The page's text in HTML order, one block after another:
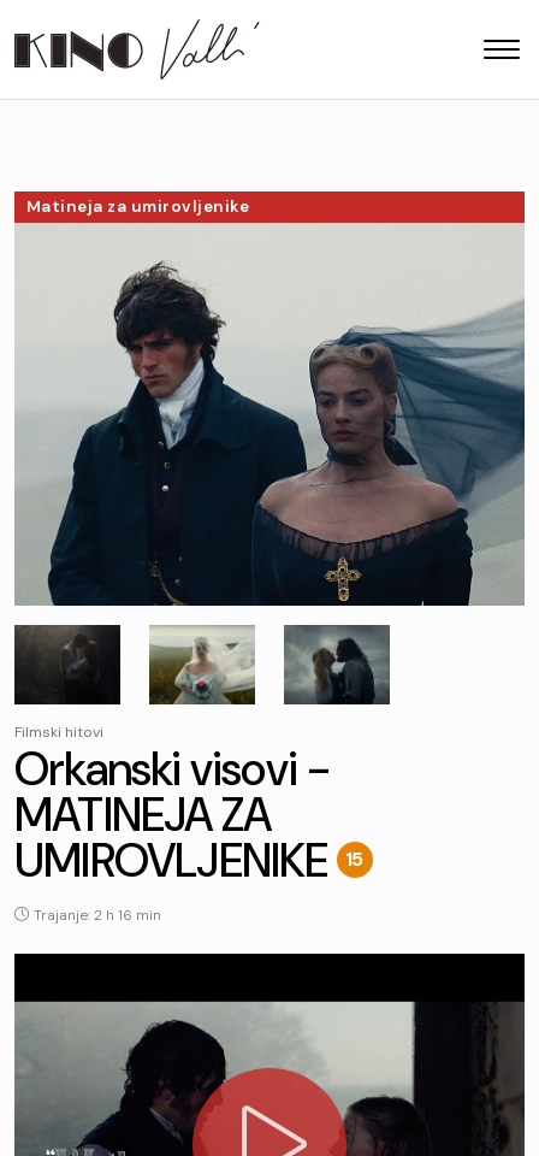
Matineja za umirovljenike
Filmski hitovi
Orkanski visovi -
MATINEJA ZA
UMIROVLJENIKE 15
Trajanje: 2 h 16 min